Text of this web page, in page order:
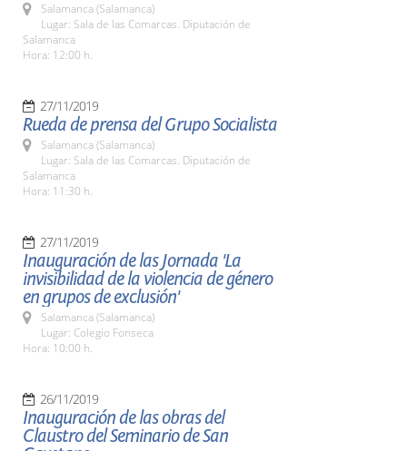
Salamanca (Salamanca)
Lugar: Sala de las Comarcas. Diputación de
Salamanca
Hora: 12:00 h.
27/11/2019
Rueda de prensa del Grupo Socialista
Salamanca (Salamanca)
Lugar: Sala de las Comarcas. Diputación de
Salamanca
Hora: 11:30 h.
27/11/2019
Inauguración de las Jornada 'La
invisibilidad de la violencia de género
en grupos de exclusión'
Salamanca (Salamanca)
Lugar: Colegio Fonseca
Hora: 10:00 h.
26/11/2019
Inauguración de las obras del
Claustro del Seminario de San